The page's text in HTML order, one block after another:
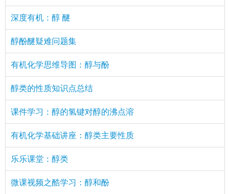
深度有机：醇 醚
醇酚醚疑难问题集
有机化学思维导图：醇与酚
醇类的性质知识点总结
课件学习：醇的氢键对醇的沸点溶
有机化学基础讲座：醇类主要性质
乐乐课堂：醇类
微课视频之酷学习：醇和酚